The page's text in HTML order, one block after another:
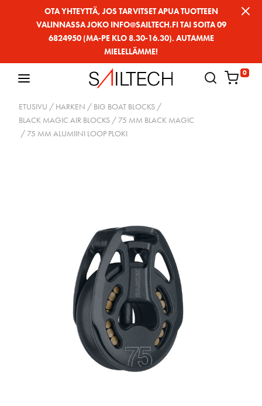
OTA YHTEYTTÄ, JOS TARVITSET APUA TUOTTEEN
VALINNASSA JOKO INFO@SAILTECH.FI TAI SOITA 09
6824950 (MA-PE KLO 8.30-16.30). AUTAMME
MIELELLÄMME!
0
ETUSIVU / HARKEN / BIG BOAT BLOCKS /
BLACK MAGIC AIR BLOCKS / 75 MM BLACK MAGIC
/ 75 MM ALUMIINI LOOP PLOKI